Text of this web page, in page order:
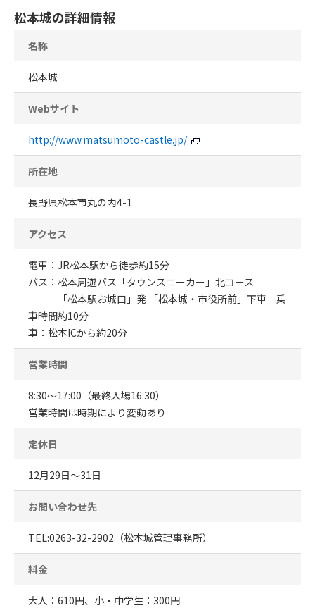
松本城の詳細情報
名称
松本城
Webサイト
http://www.matsumoto-castle.jp/
所在地
長野県松本市丸の内4-1
アクセス
電車：JR松本駅から徒歩約15分
バス：松本周遊バス「タウンスニーカー」北コース
「松本駅お城口」発 「松本城・市役所前」下車 乗
車時間約10分
車：松本ICから約20分
営業時間
8:30～17:00（最終入場16:30）
営業時間は時期により変動あり
定休日
12月29日～31日
お問い合わせ先
TEL:0263-32-2902（松本城管理事務所）
料金
大人：610円、小・中学生：300円